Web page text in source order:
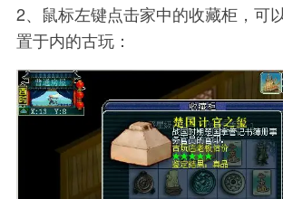
2、鼠标左键点击家中的收藏柜，可
置于内的古玩：